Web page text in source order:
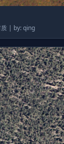
分类：材质 | by: qing